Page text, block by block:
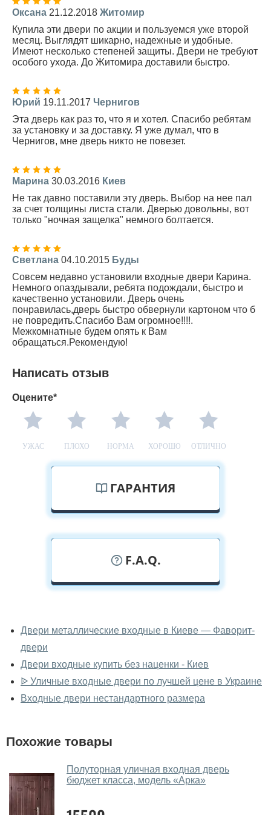
Оксана 21.12.2018 Житомир
Купила эти двери по акции и пользуемся уже второй
месяц. Выглядят шикарно, надежные и удобные.
Имеют несколько степеней защиты. Двери не требуют
особого ухода. До Житомира доставили быстро.
Юрий 19.11.2017 Чернигов
Эта дверь как раз то, что я и хотел. Спасибо ребятам
за установку и за доставку. Я уже думал, что в
Чернигов, мне дверь никто не повезет.
Марина 30.03.2016 Киев
Не так давно поставили эту дверь. Выбор на нее пал
за счет толщины листа стали. Дверью довольны, вот
только "ночная защелка" немного болтается.
Светлана 04.10.2015 Буды
Совсем недавно установили входные двери Карина.
Немного опаздывали, ребята подождали, быстро и
качественно установили. Дверь очень
понравилась,дверь быстро обвернули картоном что б
не повредить.Спасибо Вам огромное!!!!.
Межкомнатные будем опять к Вам
обращаться.Рекомендую!
Написать отзыв
Оцените*
УЖАС ПЛОХО НОРМА ХОРОШО ОТЛИЧНО
ГАРАНТИЯ
F.A.Q.
входные вживую?
Да, можно посмотреть двери входные в нашем
фирменном салоне-магазине.
У вас большой магазин?
Помогаете ли вы выбрать двери
Да. Мы консультируем покупателейпо телефону
через мессенджеры, онлайн чат или непосредственно
Двери металлические входные в Киеве — Фаворит-
двери
Двери входные купить без наценки - Киев
ᐉ Уличные входные двери по лучшей цене в Украине
Входные двери нестандартного размера
Похожие товары
Полуторная уличная входная дверь
бюджет класса, модель «Арка»